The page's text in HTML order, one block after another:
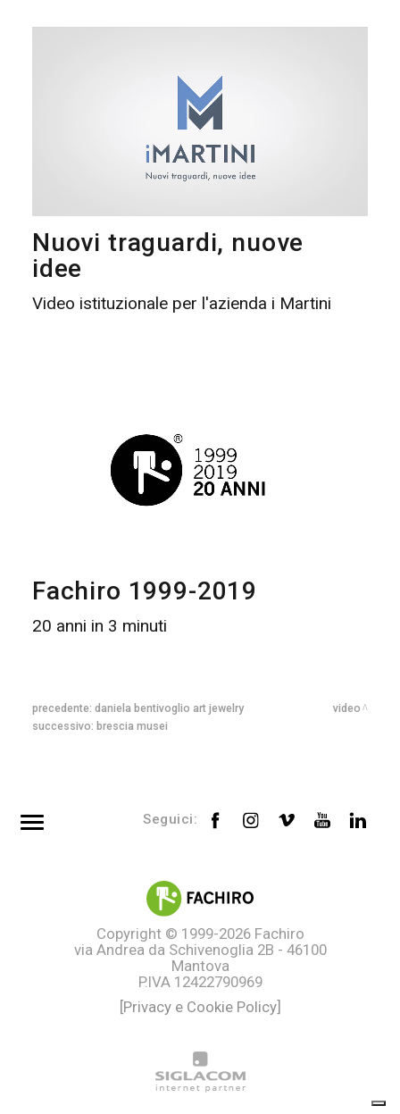
Nuovi traguardi, nuove
idee
Video istituzionale per l'azienda i Martini
Fachiro 1999-2019
20 anni in 3 minuti
precedente: daniela bentivoglio art jewelry
successivo: brescia musei
video
Seguici:
Site mapCopyright © 1999-2026Fachiro
via Andrea da Schivenoglia 2B - 46100
Mantova
P.IVA 12422790969
[Privacy e Cookie Policy]